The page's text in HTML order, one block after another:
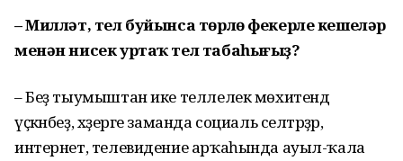
– Милләт, тел буйынса төрлө фекерле кешеләр
менән нисек уртаҡ тел табаһығыҙ?
– Беҙ тыумыштан ике теллелек мөхитендә
үҫкәнбеҙ, хәҙерге заманда социаль селтәрҙәр,
интернет, телевидение арҡаһында ауыл-ҡала